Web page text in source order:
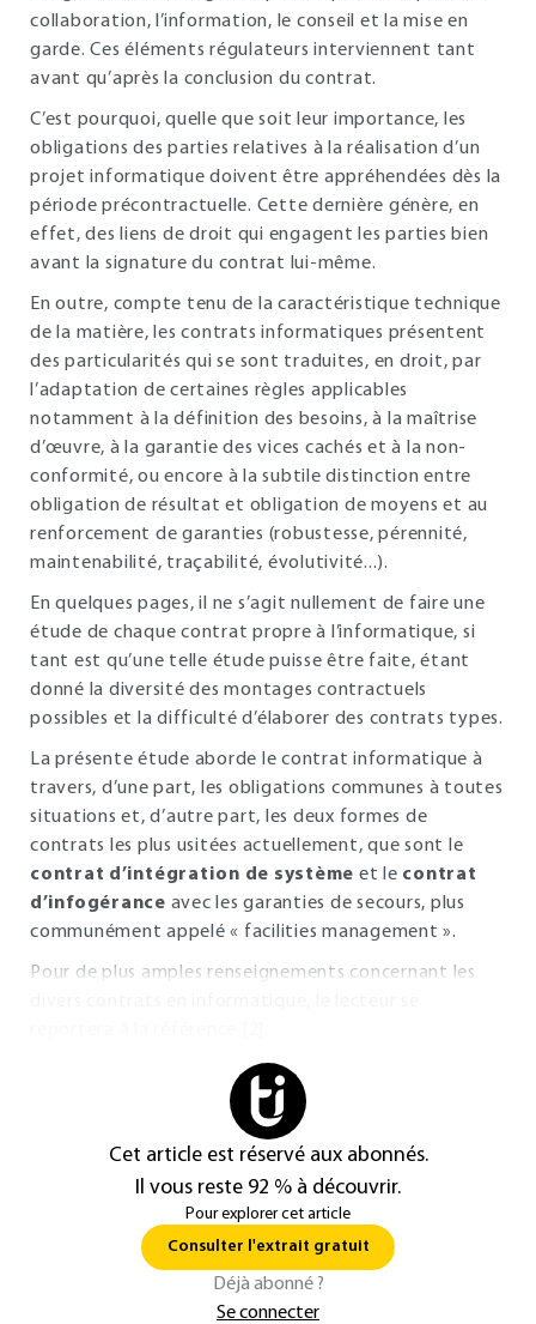
collaboration, l’information, le conseil et la mise en
garde. Ces éléments régulateurs interviennent tant
avant qu’après la conclusion du contrat.
C’est pourquoi, quelle que soit leur importance, les
obligations des parties relatives à la réalisation d’un
projet informatique doivent être appréhendées dès la
période précontractuelle. Cette dernière génère, en
effet, des liens de droit qui engagent les parties bien
avant la signature du contrat lui-même.
En outre, compte tenu de la caractéristique technique
de la matière, les contrats informatiques présentent
des particularités qui se sont traduites, en droit, par
l’adaptation de certaines règles applicables
notamment à la définition des besoins, à la maîtrise
d’œuvre, à la garantie des vices cachés et à la non-
conformité, ou encore à la subtile distinction entre
obligation de résultat et obligation de moyens et au
renforcement de garanties (robustesse, pérennité,
maintenabilité, traçabilité, évolutivité...).
En quelques pages, il ne s’agit nullement de faire une
étude de chaque contrat propre à l’informatique, si
tant est qu’une telle étude puisse être faite, étant
donné la diversité des montages contractuels
possibles et la difficulté d’élaborer des contrats types.
La présente étude aborde le contrat informatique à
travers, d’une part, les obligations communes à toutes
situations et, d’autre part, les deux formes de
contrats les plus usitées actuellement, que sont le
contrat d’intégration de système et le contrat
d’infogérance avec les garanties de secours, plus
communément appelé « facilities management ».
Pour de plus amples renseignements concernant les
Cet article est réservé aux abonnés.
Il vous reste 92 % à découvrir.
Pour explorer cet article
Consulter l'extrait gratuit
Déjà abonné ?
Se connecter